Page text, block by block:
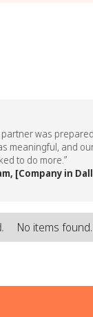
was
meaningful, and our
to do more.”
[Company in
No items found.